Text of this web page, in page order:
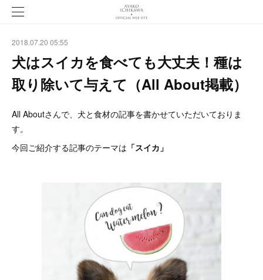
2018.07.20 05:55
犬はスイカを食べても大丈夫！種は
取り除いて与えて（All About掲載）
All Aboutさんで、犬と食材の記事を書かせていただいておりま
す。
今回ご紹介する記事のテーマは 「スイカ」